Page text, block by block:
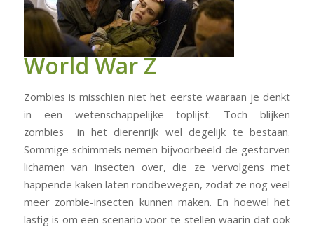
World War Z
Zombies is misschien niet het eerste waaraan je denkt
in een wetenschappelijke toplijst. Toch blijken
zombies in het dierenrijk wel degelijk te bestaan.
Sommige schimmels nemen bijvoorbeeld de gestorven
lichamen van insecten over, die ze vervolgens met
happende kaken laten rondbewegen, zodat ze nog veel
meer zombie-insecten kunnen maken. En hoewel het
lastig is om een scenario voor te stellen waarin dat ook